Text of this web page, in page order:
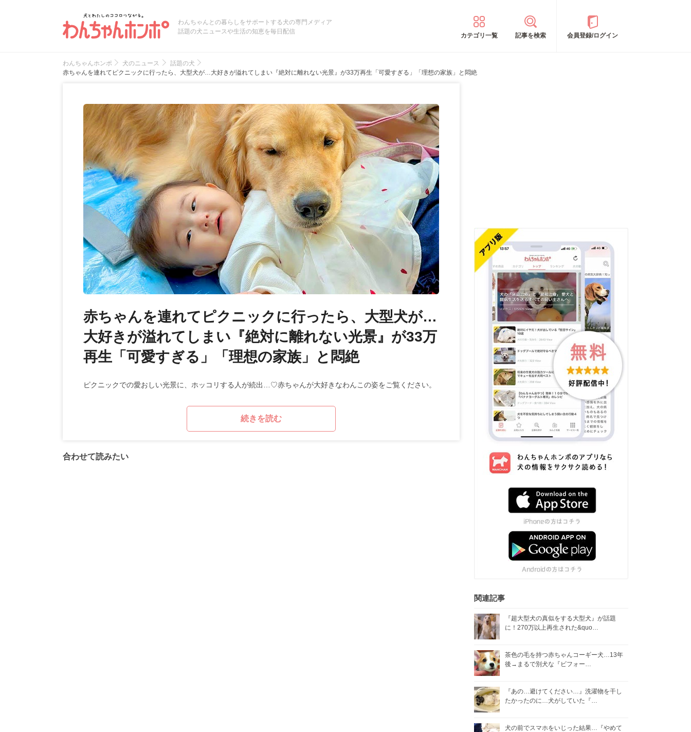
わんちゃんとの暮らしをサポートする犬の専門メディア
話題の犬ニュースや生活の知恵を毎日配信
カテゴリ一覧 記事を検索 会員登録/ログイン
わんちゃんホンポ 犬のニュース
話題の犬
赤ちゃんを連れてピクニックに行ったら、大型犬が…大好きが溢れてしまい『絶対に離れない光景』が33万再生「可愛すぎる」「理想の家族」と悶絶
赤ちゃんを連れてピクニックに行ったら、大型犬が…
大好きが溢れてしまい『絶対に離れない光景』が33万
再生「可愛すぎる」「理想の家族」と悶絶
ピクニックでの愛おしい光景に、ホッコリする人が続出…♡赤ちゃんが大好きなわんこの姿をご覧ください。
続きを読む
合わせて読みたい
関連記事
『超大型犬の真似をする大型犬』が話題
に！270万以上再生された&quo…
茶色の毛を持つ赤ちゃんコーギー犬…13年
後→まるで別犬な『ビフォー…
『あの…避けてください…』洗濯物を干し
たかったのに…犬がしていた『…
犬の前でスマホをいじった結果…『やめて